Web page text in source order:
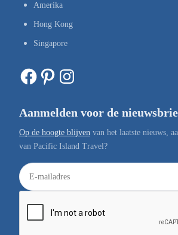
Amerika
Hong Kong
Singapore
Facebook Pinterest Instagram
Aanmelden voor de
Op de hoogte blijven van het laatste nieuws,
van Pacific Island Travel?
E
-